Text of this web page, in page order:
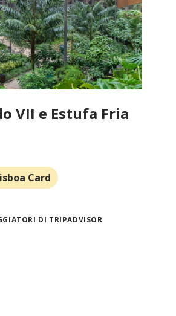
VII e Estufa Fria
Card
DI TRIPADVISOR